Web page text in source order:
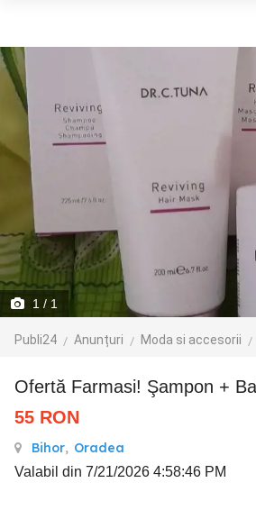
1 / 1
Publi24 Anunțuri Moda si accesorii
Ofertă Farmasi! Şampon +
55 RON
Bihor, Oradea
Valabil din 7/21/2026 4:58:46 PM